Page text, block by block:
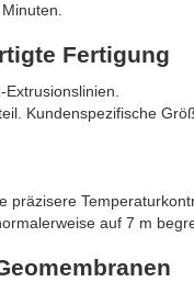
Fertigung
Kundenspezifische
auf 7 m